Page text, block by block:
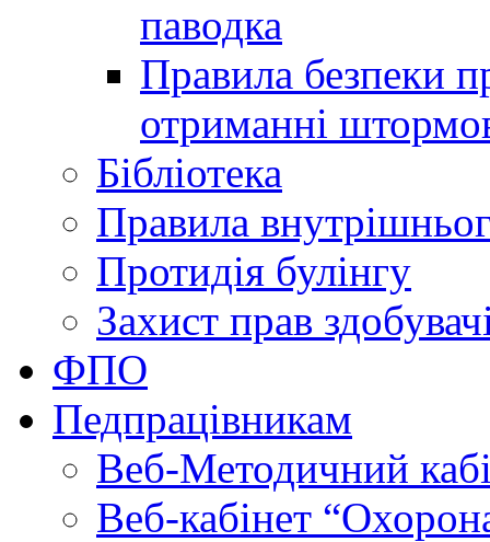
паводка
Правила безпеки
отриманні
Бібліотека
Правила
Протидія булінгу
Захист прав
ФПО
Педпрацівникам
Веб-Методичний
Веб-кабінет